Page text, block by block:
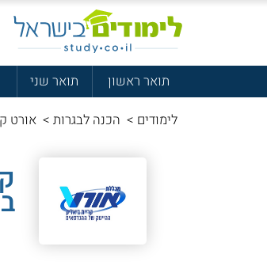
תואר ראשון תואר שני
לימודים > הכנה לבגרות > אורט